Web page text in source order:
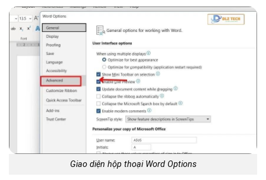
Giao diện hộp thoại Word Options